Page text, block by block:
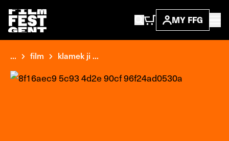
MY FFG
... film klamek ji ...